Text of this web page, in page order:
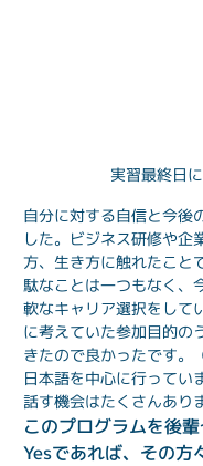
実習最終日
自分に対する自信と今後
した。ビジネス研修や企
方、生き方に触れたこと
駄なことは一つもなく、
軟なキャリア選択をして
に考えていた参加目的
きたので良かったです
日本語を中心に行ってい
話す機会はたくさんあり
このプログラムを後
Yesであれば、その方